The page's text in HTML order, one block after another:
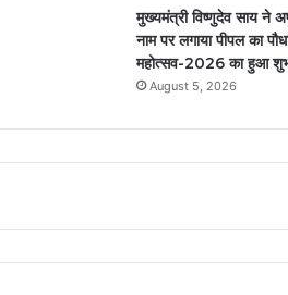
मुख्यमंत्री विष्णुदेव साय ने
नाम पर लगाया पीपल का
महोत्सव-2026 का हुआ
August 5, 2026